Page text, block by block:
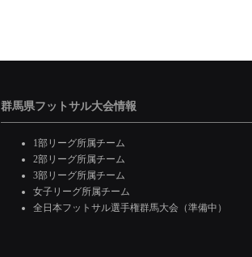
群馬県フットサル大会情報
1部リーグ所属チーム
2部リーグ所属チーム
3部リーグ所属チーム
女子リーグ所属チーム
全日本フットサル選手権群馬大会（準備中）